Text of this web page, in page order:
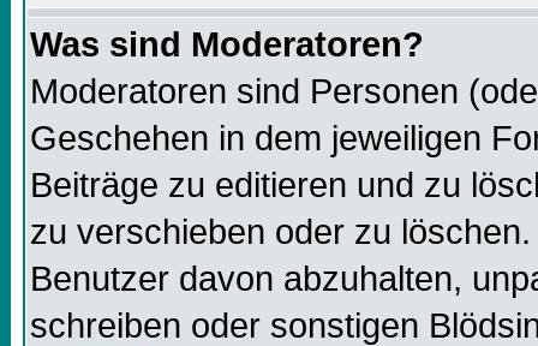
Was sind Moderatoren?
Moderatoren sind Personen
Geschehen in dem jeweiligen
Beiträge zu editieren und zu
zu verschieben oder zu
Benutzer davon abzuhalten,
schreiben oder sonstigen